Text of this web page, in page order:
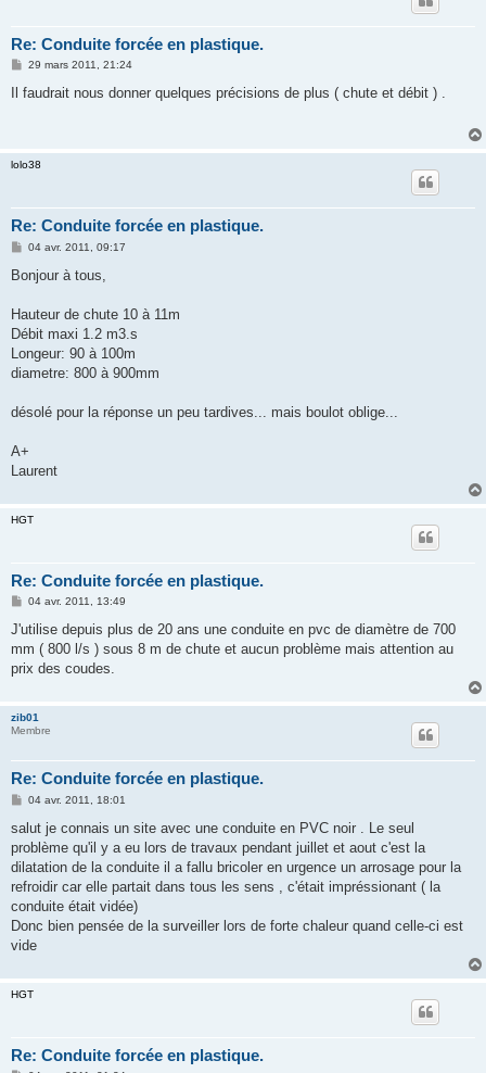
Re: Conduite forcée en plastique.
M
s
29 mars 2011, 21:24
Il faudrait nous donner quelques précisions de plus ( chute et débit ) .
lolo38
Re: Conduite forcée en plastique.
M
s
g
04 avr. 2011, 09:17
Bonjour à tous,
Hauteur de chute 10 à 11m
Débit maxi 1.2 m3.s
Longeur: 90 à 100m
diametre: 800 à 900mm
désolé pour la réponse un peu tardives... mais boulot oblige...
A+
Laurent
HGT
Re: Conduite forcée en plastique.
M
s
a
g
04 avr. 2011, 13:49
J'utilise depuis plus de 20 ans une conduite en pvc de diamètre de 700
mm ( 800 l/s ) sous 8 m de chute et aucun problème mais attention au
prix des coudes.
zib01
Membre
Re: Conduite forcée en plastique.
M
s
a
g
04 avr. 2011, 18:01
salut je connais un site avec une conduite en PVC noir . Le seul
problème qu'il y a eu lors de travaux pendant juillet et aout c'est la
dilatation de la conduite il a fallu bricoler en urgence un arrosage pour la
refroidir car elle partait dans tous les sens , c'était impréssionant ( la
conduite était vidée)
Donc bien pensée de la surveiller lors de forte chaleur quand celle-ci est
vide
HGT
Re: Conduite forcée en plastique.